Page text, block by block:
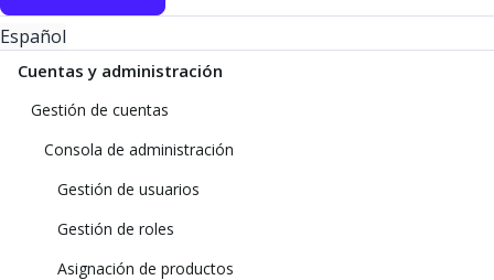
Español
Cuentas y administración
Gestión de cuentas
Consola de administración
Gestión de usuarios
Gestión de roles
Asignación de productos